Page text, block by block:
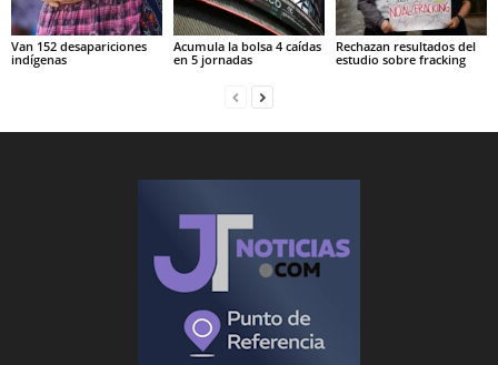
Van 152 desapariciones
indígenas
Acumula la bolsa 4 caídas
en 5 jornadas
Rechazan resultados del
estudio sobre fracking